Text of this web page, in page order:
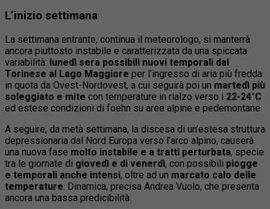
L’inizio settimana
La settimana entrante, continua il meteorologo, si manterrà
ancora piuttosto instabile e caratterizzata da una spiccata
variabilità: lunedì sera possibili nuovi temporali dal
Torinese al Lago Maggiore per l’ingresso di aria più fredda
in quota da Ovest-Nordovest, a cui seguirà poi un martedì più
soleggiato e mite con temperature in rialzo verso i 22-24°C
ed estese condizioni di foehn su aree alpine e pedemontane.
A seguire, da metà settimana, la discesa di un’estesa struttura
depressionaria dal Nord Europa verso l’arco alpino, causerà
una nuova fase molto instabile e a tratti perturbata, specie
tra le giornate di giovedì e di venerdì, con possibili piogge
e temporali anche intensi, oltre ad un marcato calo delle
temperature. Dinamica, precisa Andrea Vuolo, che presenta
ancora una bassa predicibilità.